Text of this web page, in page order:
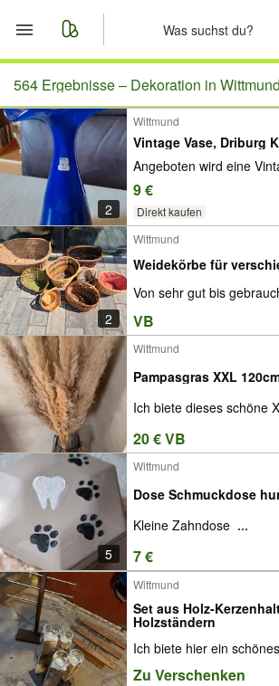
Start
Merkliste
Nachrichten
Anzeige aufgeben
564 Ergebnisse – Dekoration in
2
Wittmund
Vintage Vase, Driburg
Angeboten wird eine
9 €
Direkt kaufen
2
Wittmund
Weidekörbe für
Von sehr gut bis
VB
Wittmund
Pampasgras XXL
Ich biete dieses schöne
20 € VB
5
Wittmund
Dose Schmuckdose
Kleine Zahndose ...
7 €
Wittmund
Set aus Holz-
Holzständern
Ich biete hier ein
Zu Verschenken